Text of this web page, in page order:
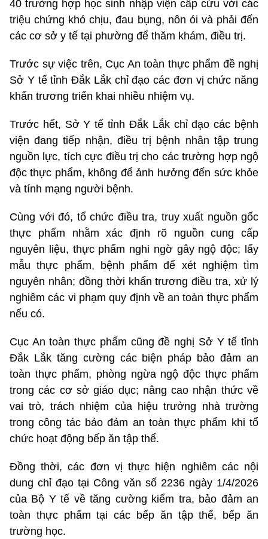
40 trường hợp học sinh nhập viện cấp cứu với các
triệu chứng khó chịu, đau bụng, nôn ói và phải đến
các cơ sở y tế tại phường để thăm khám, điều trị.
Trước sự việc trên, Cục An toàn thực phẩm đề nghị
Sở Y tế tỉnh Đắk Lắk chỉ đạo các đơn vị chức năng
khẩn trương triển khai nhiều nhiệm vụ.
Trước hết, Sở Y tế tỉnh Đắk Lắk chỉ đạo các bệnh
viện đang tiếp nhận, điều trị bệnh nhân tập trung
nguồn lực, tích cực điều trị cho các trường hợp ngộ
độc thực phẩm, không để ảnh hưởng đến sức khỏe
và tính mạng người bệnh.
Cùng với đó, tổ chức điều tra, truy xuất nguồn gốc
thực phẩm nhằm xác định rõ nguồn cung cấp
nguyên liệu, thực phẩm nghi ngờ gây ngộ độc; lấy
mẫu thực phẩm, bệnh phẩm để xét nghiệm tìm
nguyên nhân; đồng thời khẩn trương điều tra, xử lý
nghiêm các vi phạm quy định về an toàn thực phẩm
nếu có.
Cục An toàn thực phẩm cũng đề nghị Sở Y tế tỉnh
Đắk Lắk tăng cường các biện pháp bảo đảm an
toàn thực phẩm, phòng ngừa ngộ độc thực phẩm
trong các cơ sở giáo dục; nâng cao nhận thức về
vai trò, trách nhiệm của hiệu trưởng nhà trường
trong công tác bảo đảm an toàn thực phẩm khi tổ
chức hoạt động bếp ăn tập thể.
Đồng thời, các đơn vị thực hiện nghiêm các nội
dung chỉ đạo tại Công văn số 2236 ngày 1/4/2026
của Bộ Y tế về tăng cường kiểm tra, bảo đảm an
toàn thực phẩm tại các bếp ăn tập thể, bếp ăn
trường học.